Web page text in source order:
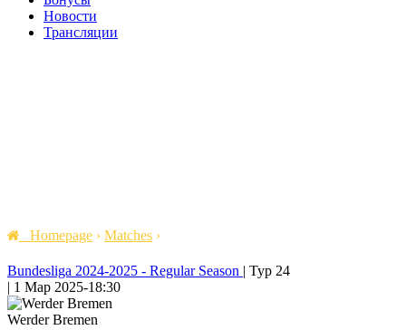
Новости
Трансляции
Homepage › Matches ›
Bundesliga 2024-2025 - Regular Season | Тур 24
| 1 Мар 2025-18:30
Werder Bremen